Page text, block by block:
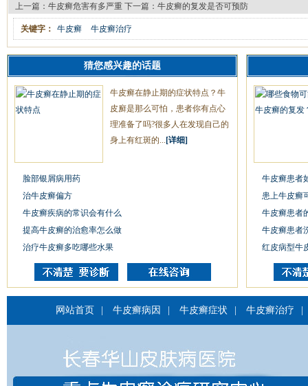
上一篇： 牛皮癣危害有多严重 下一篇： 牛皮癣的复发是否可预防
关键字： 牛皮癣 牛皮癣治疗
猜您感兴趣的话题
牛皮癣在静止期的症状特点？牛
皮廯是那么可怕，患者你有点心
理准备了吗?很多人在发现自己的
身上有红斑的... [详细]
脸部银屑病用药
治牛皮癣偏方
牛皮癣疾病的常识会有什么
提高牛皮癣的治愈率怎么做
治疗牛皮癣多吃哪些水果
牛皮癣患者
患上牛皮癣
牛皮癣患者
牛皮癣患者
红皮病型牛
网站首页 牛皮癣病因 牛皮癣症状 牛皮癣治疗